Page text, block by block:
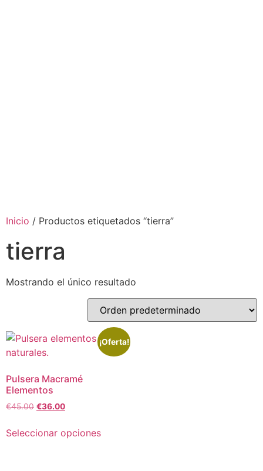
Inicio / Productos etiquetados “tierra”
tierra
Mostrando el único resultado
¡Oferta!
Pulsera Macramé
Elementos
€45.00 €36.00
Seleccionar opciones